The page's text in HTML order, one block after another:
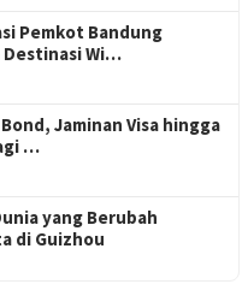
Pemkot Bandung
Destinasi Wi…
Jaminan Visa hingga
…
yang Berubah
di Guizhou